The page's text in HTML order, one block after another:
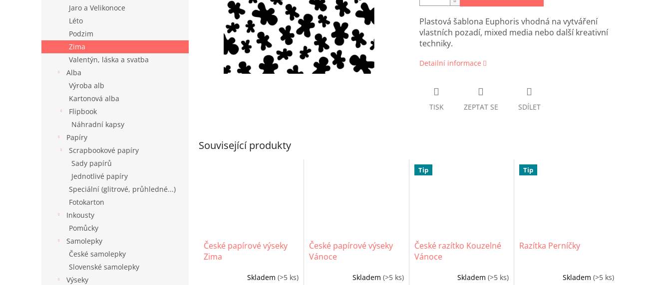
Jaro a Velikonoce
Léto
Podzim
Zima
Valentýn, láska a svatba
Alba
Výroba alb
Kartonová alba
Flipbook
Náhradní kapsy
Papíry
Scrapbookové papíry
Sady papírů
Jednotlivé papíry
Speciální (glitrové, průhledné...)
Fotokarton
Inkousty
Pomůcky
Samolepky
České samolepky
Slovenské samolepky
Výseky
Plastová šablona Euphoris vhodná na vytváření
vlastních pozadí, mixed media nebo další kreativní
techniky.
Detailní informace
TISK ZEPTAT SE SDÍLET
Související produkty
České papírové výseky
Zima
Skladem (>5 ks)
České papírové výseky
Vánoce
Skladem (>5 ks)
Tip
České razítko Kouzelné
Vánoce
Skladem(>5 ks)
Tip
Razítka Perníčky
Skladem (>5 ks)